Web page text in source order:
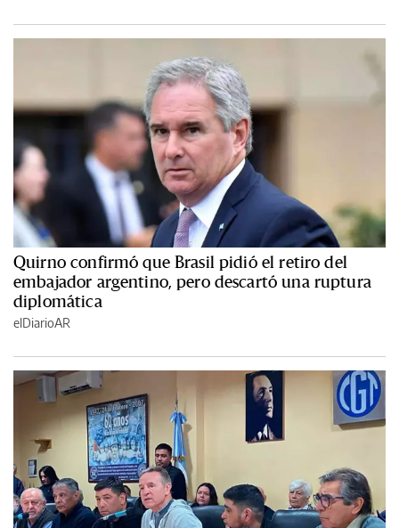
Quirno confirmó que Brasil pidió el retiro del
embajador argentino, pero descartó una ruptura
diplomática
elDiarioAR